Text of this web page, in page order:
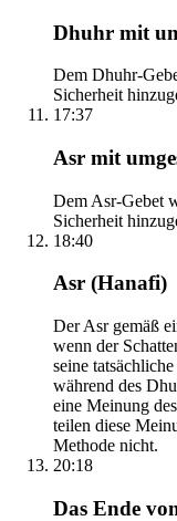
Dhuhr mit
Dem Dhuhr-
Sicherheit
17:37
Asr mit
Dem Asr-Gebet
Sicherheit
18:40
Asr (Hanafi)
Der Asr gemäß
wenn der
seine
während des
eine Meinung
teilen diese
Methode nicht.
20:18
Das Ende